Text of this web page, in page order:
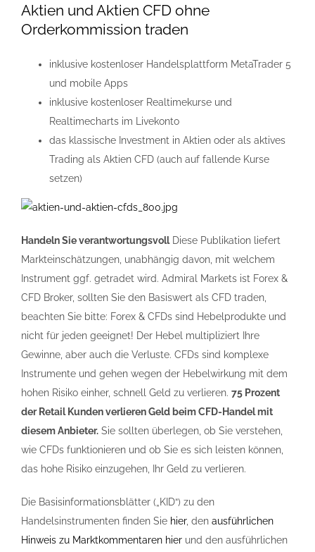
Aktien und Aktien CFD ohne
Orderkommission traden
inklusive kostenloser Handelsplattform MetaTrader 5
und mobile Apps
inklusive kostenloser Realtimekurse und
Realtimecharts im Livekonto
das klassische Investment in Aktien oder als aktives
Trading als Aktien CFD (auch auf fallende Kurse
setzen)
Handeln Sie verantwortungsvollDiese Publikation liefert
Markteinschätzungen, unabhängig davon, mit welchem
Instrument ggf. getradet wird. Admiral Markets ist Forex &
CFD Broker, sollten Sie den Basiswert als CFD traden,
beachten Sie bitte: Forex & CFDs sind Hebelprodukte und
nicht für jeden geeignet! Der Hebel multipliziert Ihre
Gewinne, aber auch die Verluste. CFDs sind komplexe
Instrumente und gehen wegen der Hebelwirkung mit dem
hohen Risiko einher, schnell Geld zu verlieren. 75 Prozent
der Retail Kunden verlieren Geld beim CFD-Handel mit
diesem Anbieter. Sie sollten überlegen, ob Sie verstehen,
wie CFDs funktionieren und ob Sie es sich leisten können,
das hohe Risiko einzugehen, Ihr Geld zu verlieren.
Die Basisinformationsblätter („KID“) zu den
Handelsinstrumenten finden Sie hier, den ausführlichen
Hinweis zu Marktkommentaren hier und den ausführlichen